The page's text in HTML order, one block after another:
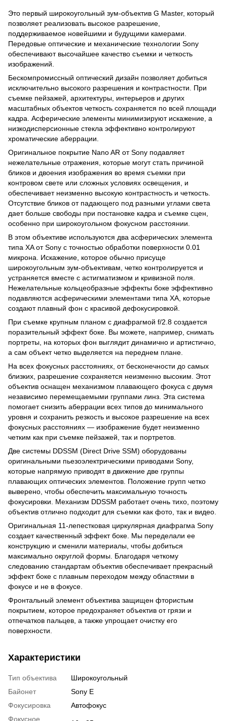
Это первый широкоугольный зум-объектив G Master, который
позволяет реализовать высокое разрешение,
поддерживаемое новейшими и будущими камерами.
Передовые оптические и механические технологии Sony
обеспечивают высочайшее качество съемки и четкость
изображений.
Бескомпромиссный оптический дизайн позволяет добиться
исключительно высокого разрешения и контрастности. При
съемке пейзажей, архитектуры, интерьеров и других
масштабных объектов четкость сохраняется по всей площади
кадра. Асферические элементы минимизируют искажение, а
низкодисперсионные стекла эффективно контролируют
хроматические аберрации.
Оригинальное покрытие Nano AR от Sony подавляет
нежелательные отражения, которые могут стать причиной
бликов и двоения изображения во время съемки при
контровом свете или сложных условиях освещения, и
обеспечивает неизменно высокую контрастность и четкость.
Отсутствие бликов от падающего под разными углами света
дает больше свободы при постановке кадра и съемке сцен,
особенно при широкоугольном фокусном расстоянии.
В этом объективе используются два асферических элемента
типа XA от Sony с точностью обработки поверхности 0.01
микрона. Искажение, которое обычно присуще
широкоугольным зум-объективам, четко контролируется и
устраняется вместе с астигматизмом и кривизной поля.
Нежелательные кольцеобразные эффекты боке эффективно
подавляются асферическими элементами типа XA, которые
создают плавный фон с красивой дефокусировкой.
При съемке крупным планом с диафрагмой f/2.8 создается
поразительный эффект боке. Вы можете, например, снимать
портреты, на которых фон выглядит динамично и артистично,
а сам объект четко выделяется на переднем плане.
На всех фокусных расстояниях, от бесконечности до самых
близких, разрешение сохраняется неизменно высоким. Этот
объектив оснащен механизмом плавающего фокуса с двумя
независимо перемещаемыми группами линз. Эта система
помогает снизить аберрации всех типов до минимального
уровня и сохранить резкость и высокое разрешение на всех
фокусных расстояниях — изображение будет неизменно
четким как при съемке пейзажей, так и портретов.
Две системы DDSSM (Direct Drive SSM) оборудованы
оригинальными пьезоэлектрическими приводами Sony,
которые напрямую приводят в движение две группы
плавающих оптических элементов. Положение групп четко
выверено, чтобы обеспечить максимальную точность
фокусировки. Механизм DDSSM работает очень тихо, поэтому
объектив отлично подходит для съемки как фото, так и видео.
Оригинальная 11-лепестковая циркулярная диафрагма Sony
создает качественный эффект боке. Мы переделали ее
конструкцию и сменили материалы, чтобы добиться
максимально округлой формы. Благодаря четкому
следованию стандартам объектив обеспечивает прекрасный
эффект боке с плавным переходом между областями в
фокусе и не в фокусе.
Фронтальный элемент объектива защищен фтористым
покрытием, которое предохраняет объектив от грязи и
отпечатков пальцев, а также упрощает очистку его
поверхности.
Характеристики
Тип объектива
Широкоугольный
Байонет
Sony E
Фокусировка
Автофокус
Фокусное